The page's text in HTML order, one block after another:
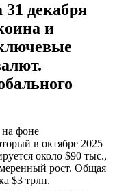
декабря
и
фоне
в октябре 2025
около $90 тыс.,
рост. Общая
$3 трлн.